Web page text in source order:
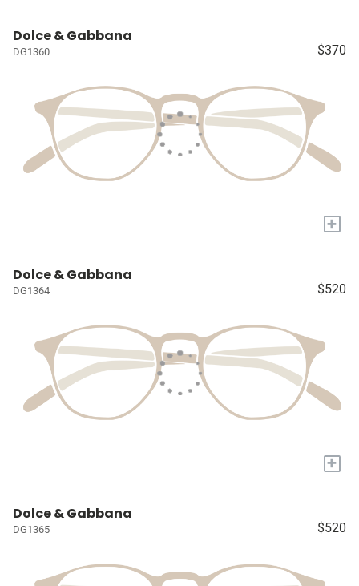
Dolce & Gabbana
DG1360 $370
+
Dolce & Gabbana
DG1364 $520
+
Dolce & Gabbana
DG1365 $520